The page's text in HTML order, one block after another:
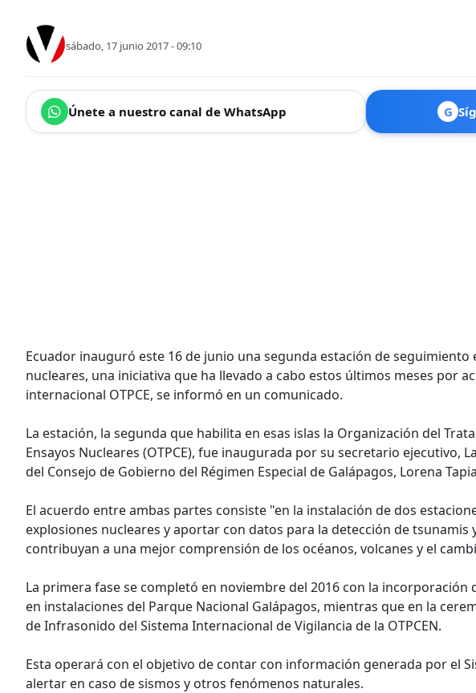
sábado, 17 junio 2017 - 09:10
Únete a nuestro canal de WhatsApp G
Ecuador inauguró este 16 de junio una segunda estación de seguimiento
nucleares, una iniciativa que ha llevado a cabo estos últimos meses por
internacional OTPCE, se informó en un comunicado.
La estación, la segunda que habilita en esas islas la Organización del
Ensayos Nucleares (OTPCE), fue inaugurada por su secretario ejecutivo,
del Consejo de Gobierno del Régimen Especial de Galápagos, Lorena
El acuerdo entre ambas partes consiste "en la instalación de dos
explosiones nucleares y aportar con datos para la detección de
contribuyan a una mejor comprensión de los océanos, volcanes y el
La primera fase se completó en noviembre del 2016 con la incorporación
en instalaciones del Parque Nacional Galápagos, mientras que en la
de Infrasonido del Sistema Internacional de Vigilancia de la OTPCEN.
Esta operará con el objetivo de contar con información generada por el
alertar en caso de sismos y otros fenómenos naturales.